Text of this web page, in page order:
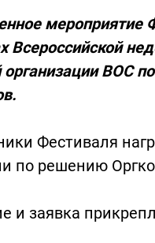
мероприятие
Всероссийской
организации ВОС
Фестиваля
по решению
и заявка